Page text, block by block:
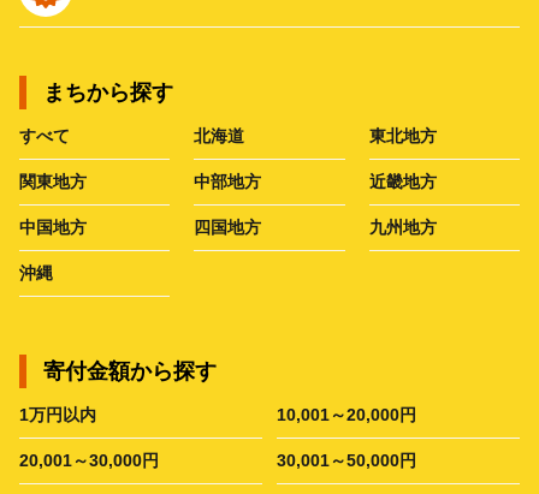
まちから探す
すべて 北海道 東北地方
関東地方 中部地方 近畿地方
中国地方 四国地方 九州地方
沖縄
寄付金額から探す
1万円以内 10,001～20,000円
20,001～30,000円 30,001～50,000円